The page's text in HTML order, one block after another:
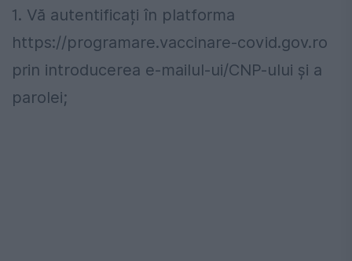
1. Vă autentificați în platforma
https://programare.vaccinare-covid.gov.ro
prin introducerea e-mailul-ui/CNP-ului și a
parolei;